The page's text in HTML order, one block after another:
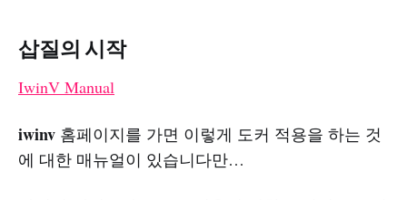
삽질의 시작
IwinV Manual
iwinv 홈페이지를 가면 이렇게 도커 적용을 하는 것
에 대한 매뉴얼이 있습니다만…